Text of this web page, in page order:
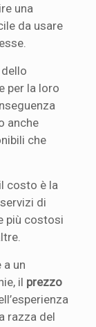
una
da usare
dello
per la loro
anche
che
costo è la
di
più costosi
un
il prezzo
razza del